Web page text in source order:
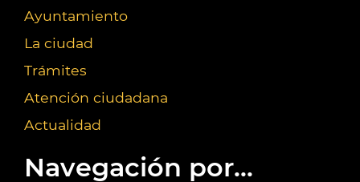
Ayuntamiento
La ciudad
Trámites
Atención ciudadana
Actualidad
Navegación por...